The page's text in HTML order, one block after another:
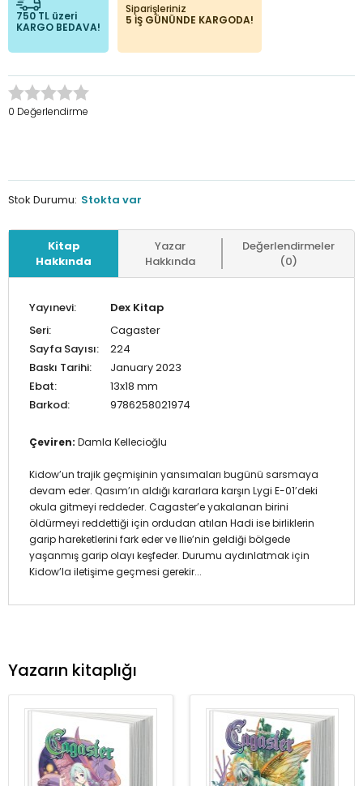
750 TL üzeri
KARGO BEDAVA!
Siparişleriniz
5 İŞ GÜNÜNDE KARGODA!
0 Değerlendirme
Stok Durumu: Stokta var
Kitap
Hakkında
Yazar
Hakkında
Değerlendirmeler
(0)
Yayınevi:
Dex Kitap
Seri:
Cagaster
Sayfa Sayısı:
224
Baskı Tarihi:
January 2023
Ebat:
13x18 mm
Barkod:
9786258021974
Çeviren: Damla Kellecioğlu
Kidow’un trajik geçmişinin yansımaları bugünü sarsmaya
devam eder. Qasım’ın aldığı kararlara karşın Lygi E-01’deki
okula gitmeyi reddeder. Cagaster’e yakalanan birini
öldürmeyi reddettiği için ordudan atılan Hadi ise birliklerin
garip hareketlerini fark eder ve Ilie’nin geldiği bölgede
yaşanmış garip olayı keşfeder. Durumu aydınlatmak için
Kidow’la iletişime geçmesi gerekir...
Yazarın kitaplığı